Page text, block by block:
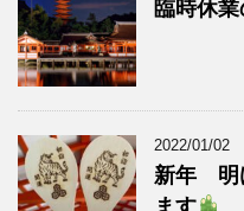
臨時休
2022/01/02
新年 明